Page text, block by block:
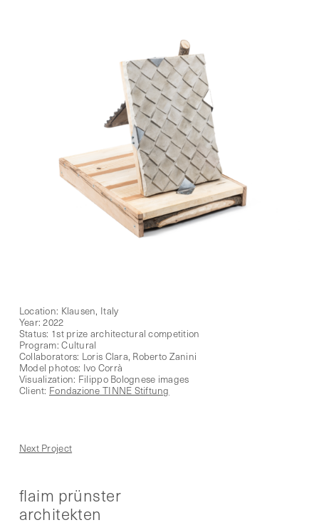
Location: Klausen, Italy
Year: 2022
Status: 1st prize architectural competition
Program: Cultural
Collaborators: Loris Clara, Roberto Zanini
Model photos: Ivo Corrà
Visualization: Filippo Bolognese images
Client: Fondazione TINNE Stiftung
Next Project
flaim prünster
architekten